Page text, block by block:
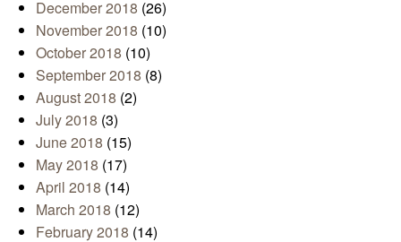
December 2018 (26)
November 2018 (10)
October 2018 (10)
September 2018 (8)
August 2018 (2)
July 2018 (3)
June 2018 (15)
May 2018 (17)
April 2018 (14)
March 2018 (12)
February 2018 (14)